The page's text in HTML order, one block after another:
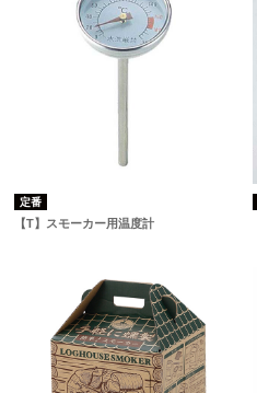
定番
【T】スモーカー用温度計